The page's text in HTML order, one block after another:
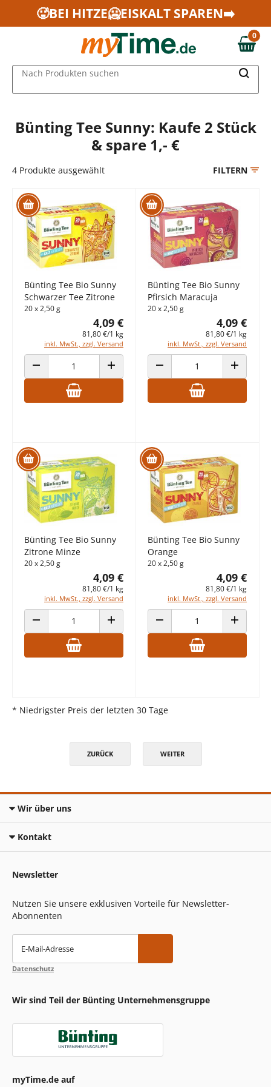
Zum Hauptinhalt springen
Zur Navigation springen
Zur Suche springen
🥵BEI HITZE🥶EISKALT SPAREN➡️
0,00 €
0
Nach Produkten suchen
Bünting Tee Sunny: Kaufe 2 Stück
& spare 1,- €
4 Produkte ausgewählt FILTERN
Bünting Tee Bio Sunny
Schwarzer Tee Zitrone
20 x 2,50 g
4,09 €
81,80 €/1 kg
inkl. MwSt., zzgl. Versand
ANZAHL VERRINGERN ANZAHL ERHÖHEN
Bünting Tee Bio Sunny
Pfirsich Maracuja
20 x 2,50 g
4,09 €
81,80 €/1 kg
inkl. MwSt., zzgl. Versand
ANZAHL VERRINGERN ANZAHL
Bünting Tee Bio Sunny
Zitrone Minze
20 x 2,50 g
4,09 €
81,80 €/1 kg
inkl. MwSt., zzgl. Versand
ANZAHL VERRINGERN ANZAHL ERHÖHEN
Bünting Tee Bio Sunny
Orange
20 x 2,50 g
4,09 €
81,80 €/1 kg
inkl. MwSt., zzgl. Versand
ANZAHL VERRINGERN ANZAHL
* Niedrigster Preis der letzten 30 Tage
ZURÜCK WEITER
Wir über uns
Kontakt
Newsletter
Nutzen Sie unsere exklusiven Vorteile für Newsletter-
Abonnenten
E-Mail-Adresse
Datenschutz
Wir sind Teil der Bünting Unternehmensgruppe
myTime.de auf